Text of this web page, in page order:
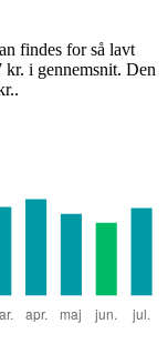
findes for så lavt
i gennemsnit. Den